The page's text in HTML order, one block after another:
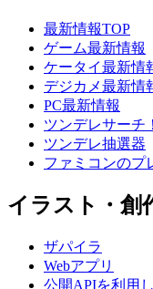
最新情報TOP
ゲーム最新情報
ケータイ最新情
デジカメ最新情
PC最新情報
ツンデレサーチ！
ツンデレ抽選器
ファミコンのプ
イラスト・創
ザパイラ
Webアプリ
公開APIを利用